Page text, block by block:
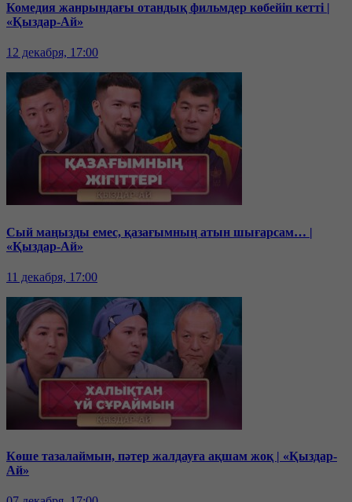
Комедия жанрындағы отандық фильмдер көбейіп кетті |
«Қыздар-Ай»
12 декабря, 17:00
Сый маңызды емес, қазағымның атын шығарсам… |
«Қыздар-Ай»
11 декабря, 17:00
Көше тазалаймын, пәтер жалдауға ақшам жоқ | «Қыздар-
Ай»